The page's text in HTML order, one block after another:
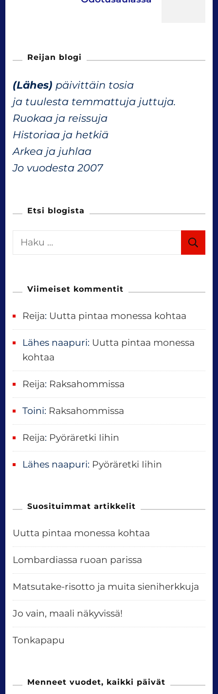
v
i
g
t
i
n
Reijan blogi
(Lähes) päivittäin tosia
ja tuulesta temmattuja juttuja.
Ruokaa ja reissuja
Historiaa ja hetkiä
Arkea ja juhlaa
Jo vuodesta 2007
Etsi blogista
a
Viimeiset kommentit
Reija: Uutta pintaa monessa kohtaa
Lähes naapuri: Uutta pintaa monessa
kohtaa
Reija: Raksahommissa
Toini: Raksahommissa
Reija: Pyöräretki Iihin
Lähes naapuri: Pyöräretki Iihin
Suosituimmat artikkelit
Uutta pintaa monessa kohtaa
Lombardiassa ruoan parissa
Matsutake-risotto ja muita sieniherkkuja
Jo vain, maali näkyvissä!
Tonkapapu
Menneet vuodet, kaikki päivät